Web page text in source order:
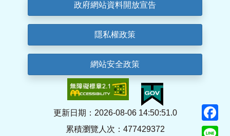
政府網站資料開放宣告
隱私權政策
網站安全政策
更新日期：2026-08-06 14:50:51.0
累積瀏覽人次：477429372